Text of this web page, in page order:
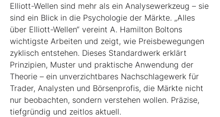
Elliott-Wellen sind mehr als ein Analysewerkzeug – sie
sind ein Blick in die Psychologie der Märkte. „Alles
über Elliott-Wellen“ vereint A. Hamilton Boltons
wichtigste Arbeiten und zeigt, wie Preisbewegungen
zyklisch entstehen. Dieses Standardwerk erklärt
Prinzipien, Muster und praktische Anwendung der
Theorie – ein unverzichtbares Nachschlagewerk für
Trader, Analysten und Börsenprofis, die Märkte nicht
nur beobachten, sondern verstehen wollen. Präzise,
tiefgründig und zeitlos aktuell.